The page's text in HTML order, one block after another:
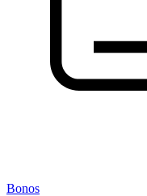
Bonos